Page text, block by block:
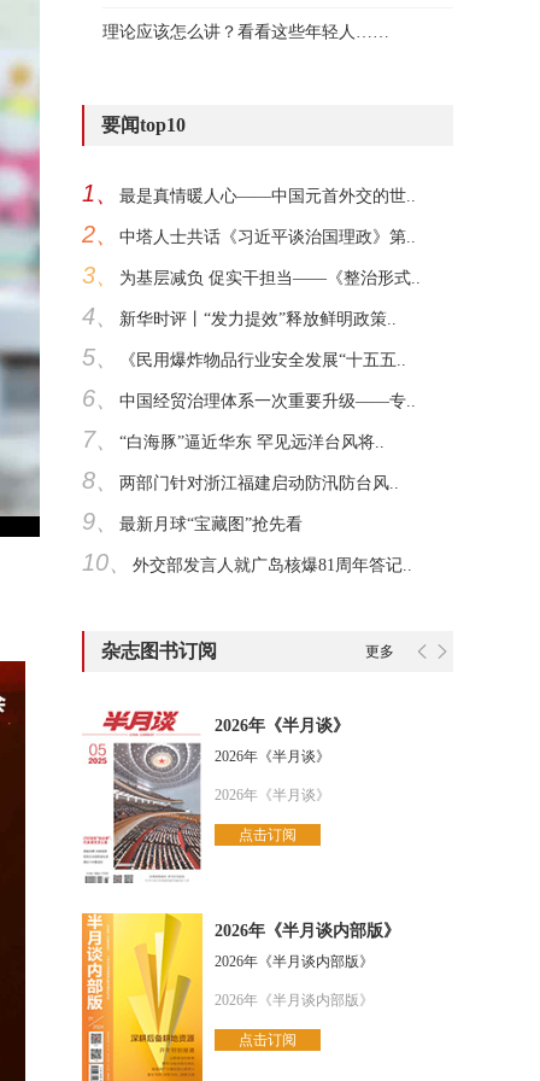
理论应该怎么讲？看看这些年轻人……
要闻top10
1、 最是真情暖人心——中国元首外交的世..
2、 中塔人士共话《习近平谈治国理政》第..
3、 为基层减负 促实干担当——《整治形式..
4、 新华时评丨“发力提效”释放鲜明政策..
5、 《民用爆炸物品行业安全发展“十五五..
6、 中国经贸治理体系一次重要升级——专..
7、 “白海豚”逼近华东 罕见远洋台风将..
8、 两部门针对浙江福建启动防汛防台风..
9、 最新月球“宝藏图”抢先看
10、 外交部发言人就广岛核爆81周年答记..
杂志图书订阅 更多
2026年《半月谈》
2026年《半月谈》
2026年《半月谈》
点击订阅
2026年《半月谈内部版》
2026年《半月谈内部版》
2026年《半月谈内部版》
点击订阅